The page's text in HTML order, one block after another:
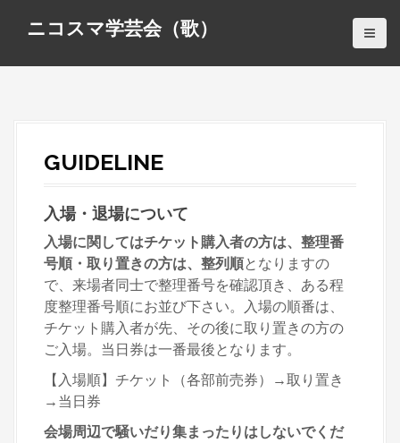
ニコスマ学芸会（歌）
GUIDELINE
入場・退場について
入場に関してはチケット購入者の方は、整理番
号順・取り置きの方は、整列順となりますの
で、来場者同士で整理番号を確認頂き、ある程
度整理番号順にお並び下さい。入場の順番は、
チケット購入者が先、その後に取り置きの方の
ご入場。当日券は一番最後となります。
【入場順】チケット（各部前売券）→取り置き
→当日券
会場周辺で騒いだり集まったりはしないでくだ